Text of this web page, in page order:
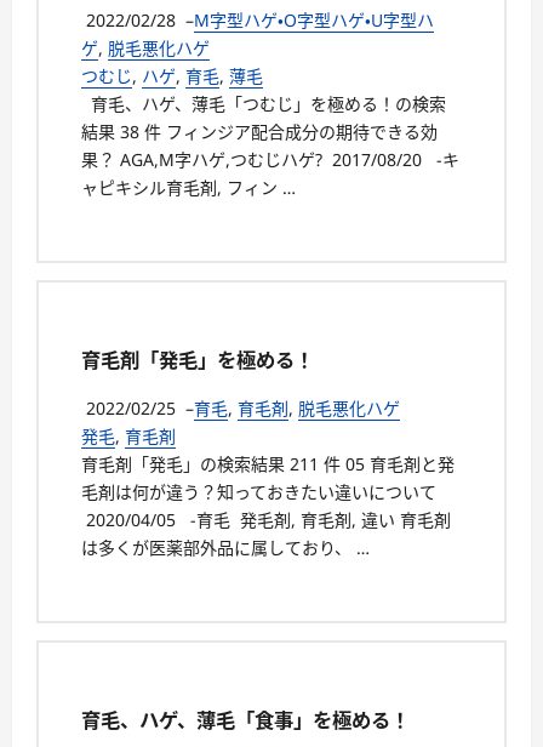
2022/02/28 –M字型ハゲ・O字型ハゲ・U字型ハ
ゲ, 脱毛悪化ハゲ
つむじ, ハゲ, 育毛, 薄毛
育毛、ハゲ、薄毛「つむじ」を極める！の検索
結果 38 件 フィンジア配合成分の期待できる効
果？ AGA,M字ハゲ,つむじハゲ? 2017/08/20 -キ
ャピキシル育毛剤, フィン …
育毛剤「発毛」を極める！
2022/02/25 –育毛, 育毛剤, 脱毛悪化ハゲ
発毛, 育毛剤
育毛剤「発毛」の検索結果 211 件 05 育毛剤と発
毛剤は何が違う？知っておきたい違いについて
2020/04/05 -育毛 発毛剤, 育毛剤, 違い 育毛剤
は多くが医薬部外品に属しており、 …
育毛、ハゲ、薄毛「食事」を極める！